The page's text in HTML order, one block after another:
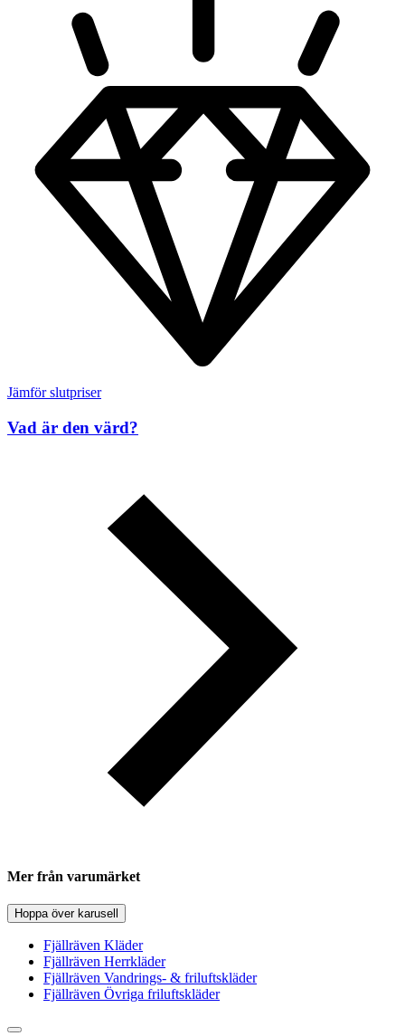
Jämför slutpriser
Vad är den värd?
Mer från varumärket
Hoppa över karusell
Fjällräven Kläder
Fjällräven Herrkläder
Fjällräven Vandrings- & friluftskläder
Fjällräven Övriga friluftskläder